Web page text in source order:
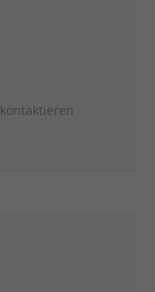
kontaktieren